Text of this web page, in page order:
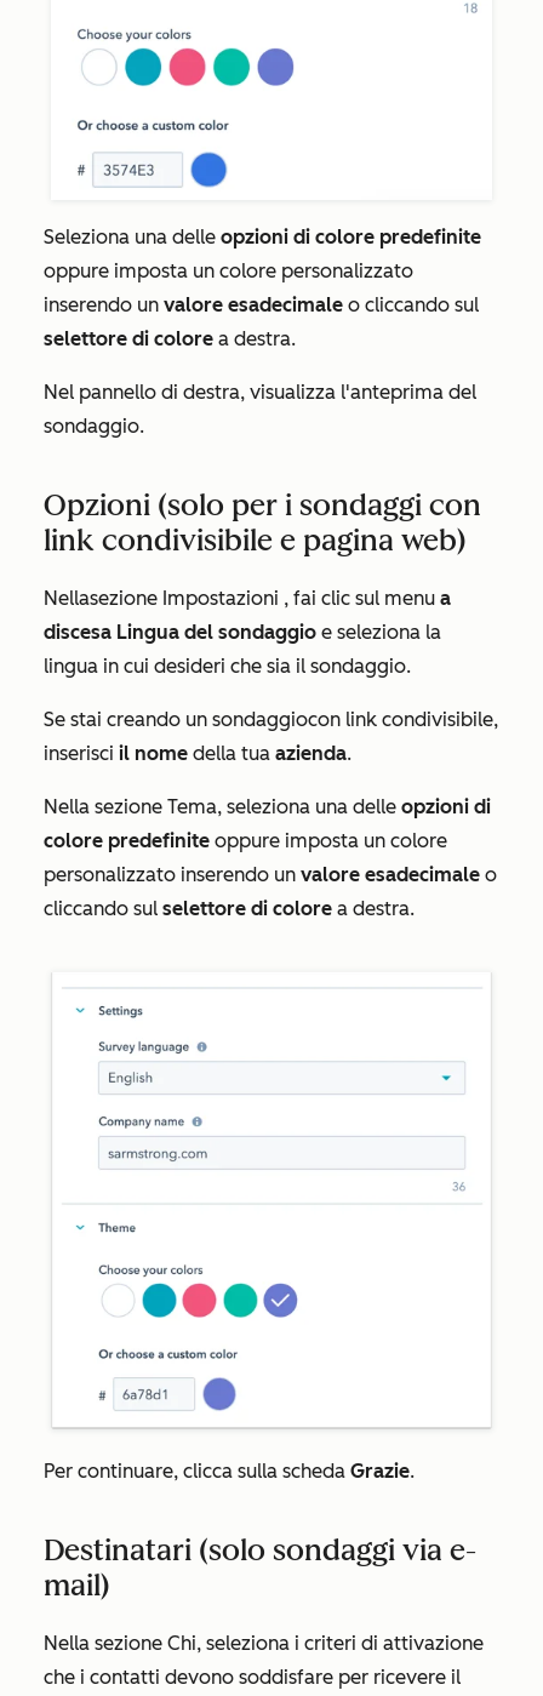
Seleziona una delle opzioni di colore predefinite
oppure imposta un colore personalizzato
inserendo un valore esadecimale o cliccando sul
selettore di colore a destra.
Nel pannello di destra, visualizza l'anteprima del
sondaggio.
Opzioni (solo per i sondaggi con
link condivisibile e pagina web)
Nellasezione Impostazioni , fai clic sul menu a
discesa Lingua del sondaggio e seleziona la
lingua in cui desideri che sia il sondaggio.
Se stai creando un sondaggiocon link condivisibile,
inserisci il nome della tua azienda.
Nella sezione Tema, seleziona una delle opzioni di
colore predefinite oppure imposta un colore
personalizzato inserendo un valore esadecimale o
cliccando sul selettore di colore a destra.
Per continuare, clicca sulla scheda Grazie.
Destinatari (solo sondaggi via e-
mail)
Nella sezione Chi, seleziona i criteri di attivazione
che i contatti devono soddisfare per ricevere il